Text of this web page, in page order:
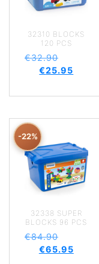
32310 BLOCKS
120 PCS
€32.90
€25.95
-22%
32338 SUPER
BLOCKS 96 PCS
€84.90
€65.95